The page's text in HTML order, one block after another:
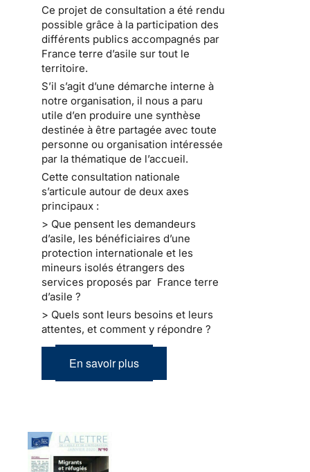
Ce projet de consultation a été rendu
possible grâce à la participation des
différents publics accompagnés par
France terre d’asile sur tout le
territoire.
S’il s’agit d’une démarche interne à
notre organisation, il nous a paru
utile d’en produire une synthèse
destinée à être partagée avec toute
personne ou organisation intéressée
par la thématique de l’accueil.
Cette consultation nationale
s’articule autour de deux axes
principaux :
> Que pensent les demandeurs
d’asile, les bénéficiaires d’une
protection internationale et les
mineurs isolés étrangers des
services proposés par France terre
d’asile ?
> Quels sont leurs besoins et leurs
attentes, et comment y répondre ?
En savoir plus